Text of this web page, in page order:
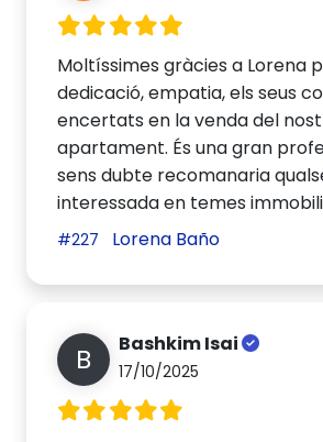
Moltíssimes gràcies a Lorena
dedicació, empatia, els seus
encertats en la venda del
apartament. És una gran
sens dubte recomanaria
interessada en temes
#227 Lorena Baño
B Bashkim Isai
17/10/2025